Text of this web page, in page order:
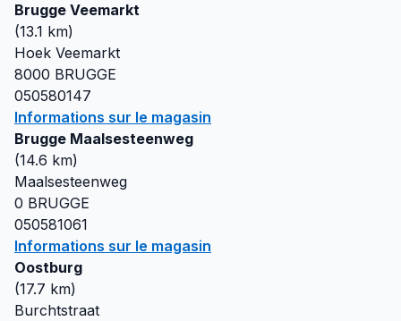
Brugge Veemarkt
(13.1 km)
Hoek Veemarkt
8000 BRUGGE
050580147
Informations sur le magasin
Brugge Maalsesteenweg
(14.6 km)
Maalsesteenweg
0 BRUGGE
050581061
Informations sur le magasin
Oostburg
(17.7 km)
Burchtstraat